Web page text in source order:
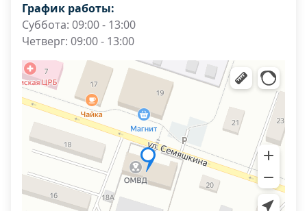
График работы:
Суббота: 09:00 - 13:00
Четверг: 09:00 - 13:00